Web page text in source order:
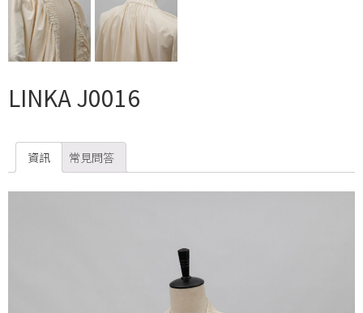
LINKA J0016
資訊 常見問答